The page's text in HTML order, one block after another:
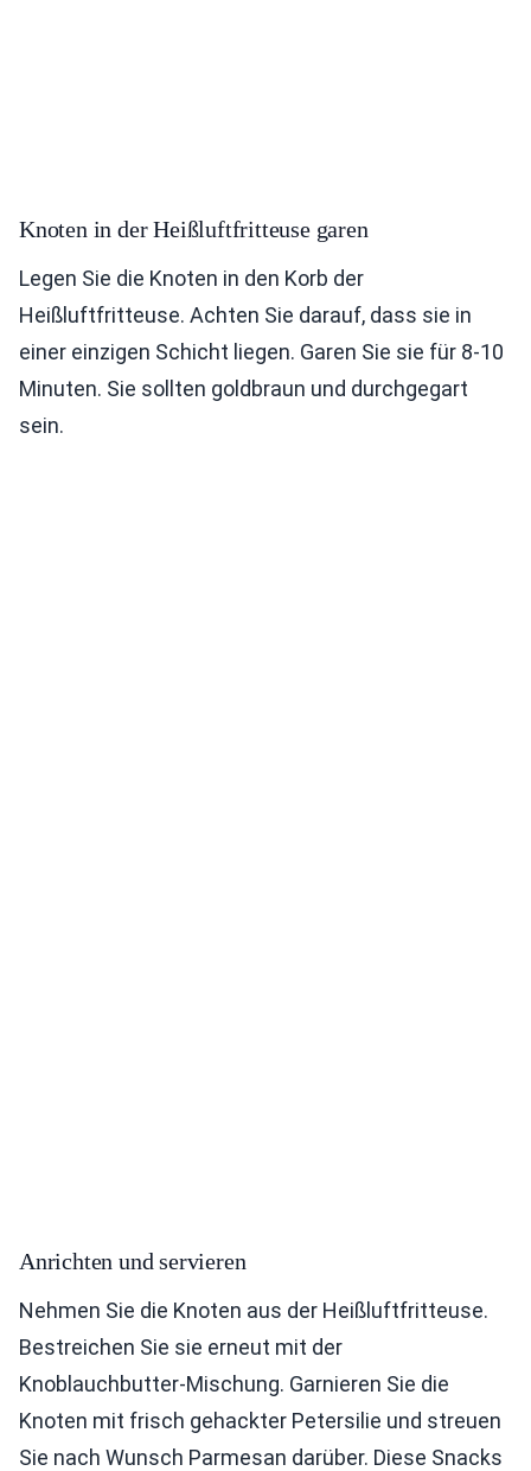
Knoten in der Heißluftfritteuse garen
Legen Sie die Knoten in den Korb der
Heißluftfritteuse. Achten Sie darauf, dass sie in
einer einzigen Schicht liegen. Garen Sie sie für 8-10
Minuten. Sie sollten goldbraun und durchgegart
sein.
Anrichten und servieren
Nehmen Sie die Knoten aus der Heißluftfritteuse.
Bestreichen Sie sie erneut mit der
Knoblauchbutter-Mischung. Garnieren Sie die
Knoten mit frisch gehackter Petersilie und streuen
Sie nach Wunsch Parmesan darüber. Diese Snacks